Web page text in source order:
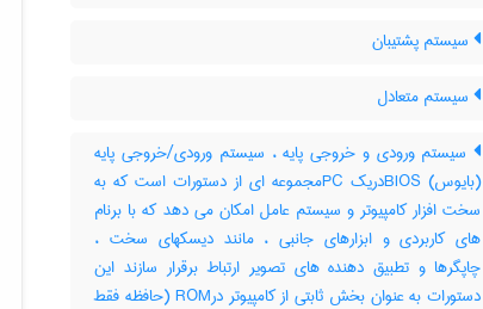
سیستم پشتیبان
سیستم متعادل
سیستم ورودی و خروجی پایه ، سیستم ورودی/خروجی پایه
(بایوس) BIOSدریک PCمجموعه ای از دستورات است که به
سخت افزار کامپیوتر و سیستم عامل امکان می دهد که با برنام
های کاربردی و ابزارهای جانبی ، مانند دیسکهای سخت ،
چاپگرها و تطبیق دهنده های تصویر ارتباط برقرار سازند این
دستورات به عنوان بخش ثابتی از کامپیوتر درROM (حافظه فقط